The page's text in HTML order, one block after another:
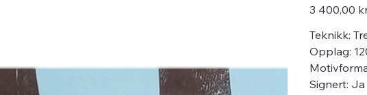
Pris
3 400,00
Teknikk:
Opplag:
Signert: Ja